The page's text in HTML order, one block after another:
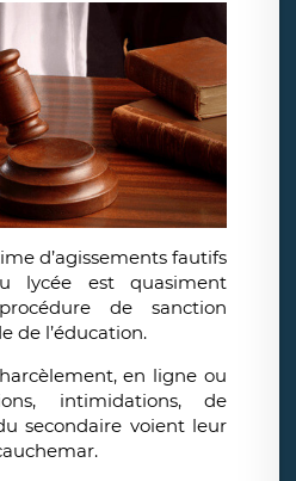
d’agissements fautifs
lycée est quasiment
de sanction
de l’éducation.
en ligne ou
intimidations, de
secondaire voient leur